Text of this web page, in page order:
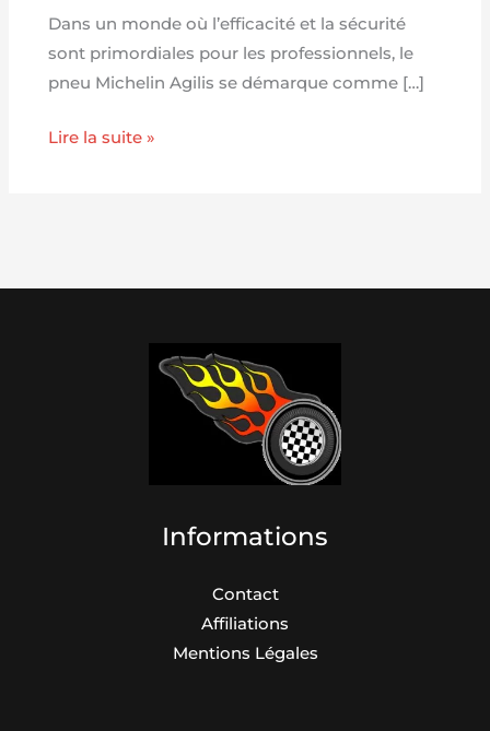
Dans un monde où l’efficacité et la sécurité
sont primordiales pour les professionnels, le
pneu Michelin Agilis se démarque comme […]
Lire la suite »
Informations
Contact
Affiliations
Mentions Légales